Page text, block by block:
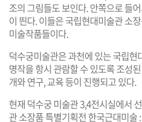
조의 그림들도 보인다. 안쪽으로 들
이 띈다. 이들은 국립현대미술관 소
미술작품들이다.
덕수궁미술관은 과천에 있는 국립현
명작을 항시 관람할 수 있도록 조성
개와 연구, 교육 등이 진행되고 있다.
현재 덕수궁 미술관 3,4전시실에서
관 소장품 특별기획전 한국근대미술